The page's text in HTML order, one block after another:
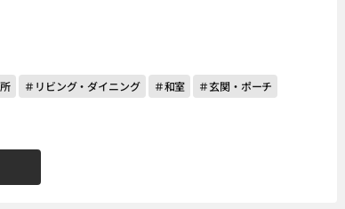
＃リビング・ダイニング ＃和室
＃玄関・ポーチ